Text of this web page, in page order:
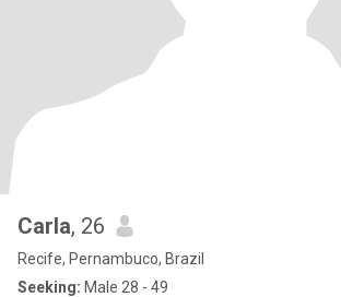
Carla, 26
Recife, Pernambuco, Brazil
Seeking: Male 28 - 49